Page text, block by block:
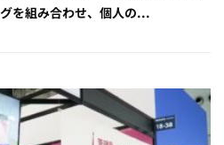
を組み合わせ、個人の...